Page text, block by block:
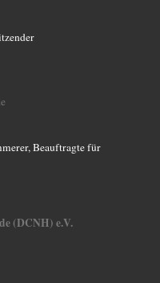
Beauftragte für
(DCNH) e.V.